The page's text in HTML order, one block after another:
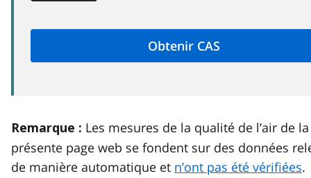
Remarque : Les mesures de la qualité de l’air de la
présente page web se fondent sur des données
de manière automatique et n’ont pas été vérifiées.